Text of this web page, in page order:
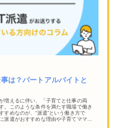
は？パートアルバイトと
増えるに伴い、「子育てと仕事の両
。このような条件を満たす職場で働き
すめなのが、“派遣”という働き方で
派遣がおすすめな理由や子育てママさ